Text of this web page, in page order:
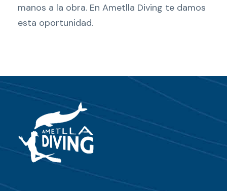
manos a la obra. En Ametlla Diving te damos
esta oportunidad.